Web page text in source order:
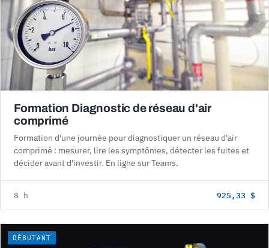
Formation Diagnostic de réseau d'air
comprimé
Formation d'une journée pour diagnostiquer un réseau d'air
comprimé : mesurer, lire les symptômes, détecter les fuites et
décider avant d'investir. En ligne sur Teams.
8 h 925,33 $
DÉBUTANT